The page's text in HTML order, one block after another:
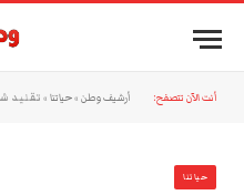
أنت الآن تتصفح: أرشيف وطن »حياتنا » تقليد شيرين في
حياتنا